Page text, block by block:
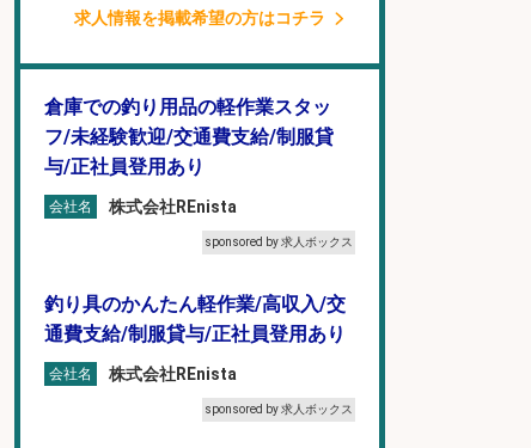
求人情報を掲載希望の方はコチラ
倉庫での釣り用品の軽作業スタッ
フ/未経験歓迎/交通費支給/制服貸
与/正社員登用あり
会社名 株式会社REnista
sponsored by 求人ボックス
釣り具のかんたん軽作業/高収入/交
通費支給/制服貸与/正社員登用あり
会社名 株式会社REnista
sponsored by 求人ボックス